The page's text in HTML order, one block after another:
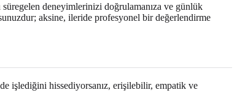
deneyimlerinizi doğrulamanıza ve günlük
aksine, ileride profesyonel bir değerlendirme
işlediğini hissediyorsanız, erişilebilir, empatik ve